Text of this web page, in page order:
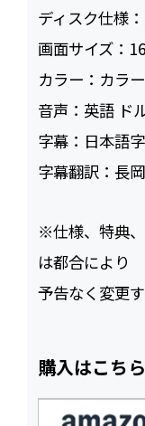
ディスク仕様：
画面サイズ：
カラー： カラー
音声： 英語 ド
字幕： 日本語
字幕翻訳： 長
※仕様、特典
は都合により
予告なく変更
購入はこちら